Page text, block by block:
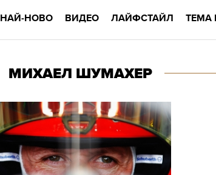
НАЙ-НОВО ВИДЕО ЛАЙФСТАЙЛ ТЕМА
МИХАЕЛ ШУМАХЕР